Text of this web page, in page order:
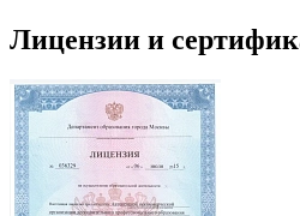
Лицензии и